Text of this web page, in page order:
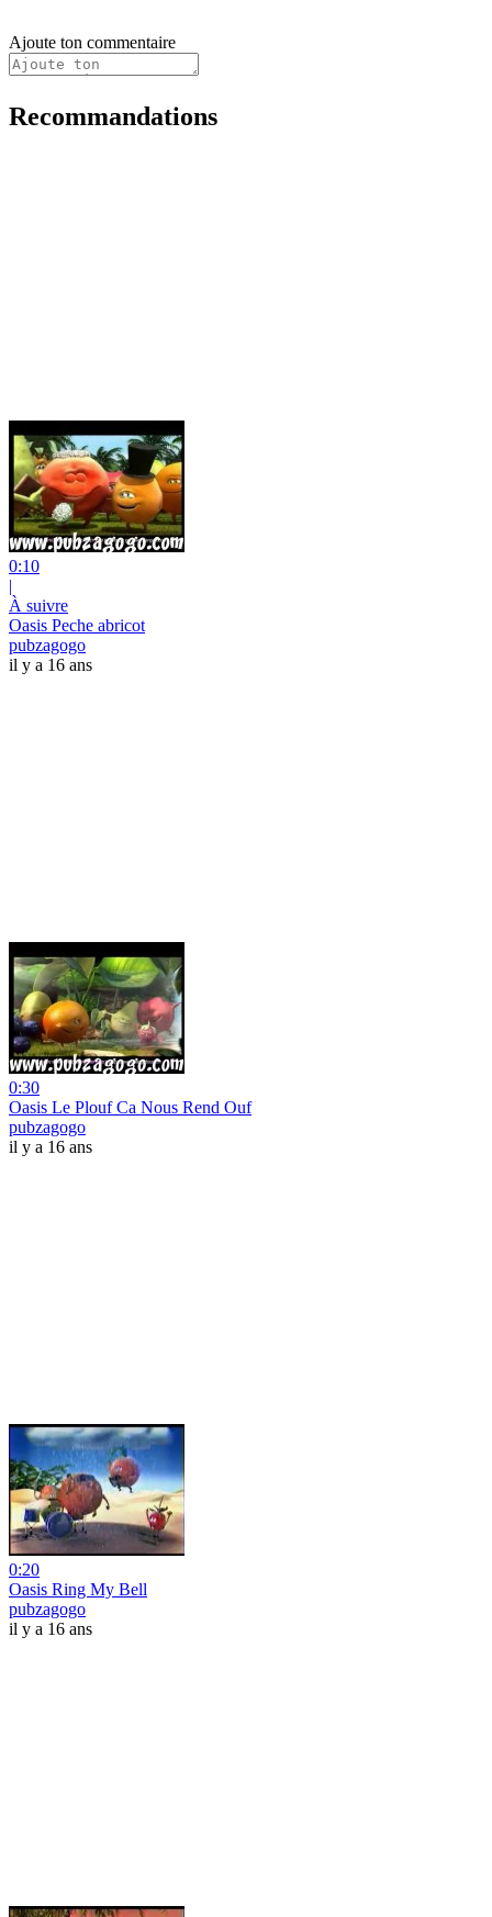
Ajoute ton commentaire
Recommandations
0:10
|
À suivre
Oasis Peche abricot
pubzagogo
il y a 16 ans
0:30
Oasis Le Plouf Ca Nous Rend Ouf
pubzagogo
il y a 16 ans
0:20
Oasis Ring My Bell
pubzagogo
il y a 16 ans